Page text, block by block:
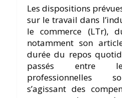
Les dispositions
sur le travail dans
le commerce (LTr),
notamment son
durée du repos
passés entre
professionnelles
s’agissant des